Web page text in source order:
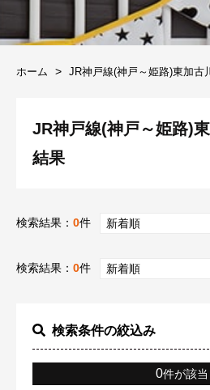
ホーム JR神戸線(神戸～姫路)東加古
検索条件の絞込み
0件が該当
JR神戸線(神戸～姫路)
結果
検索結果： 0件
検索結果： 0件